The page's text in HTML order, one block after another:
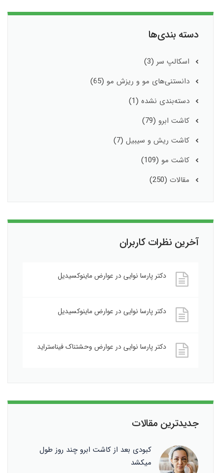
دسته بندی‌ها
اسکالپ سر (3)
دانستنی‌های مو و ریزش مو (65)
دسته‌بندی نشده (1)
کاشت ابرو (79)
کاشت ریش و سیبیل (7)
کاشت مو (109)
مقالات (250)
آخرین نظرات کاربران
دکتر پارسا نواییدر عوارض ماینوکسیدیل
دکتر پارسا نواییدر عوارض ماینوکسیدیل
دکتر پارسا نواییدر عوارض وحشتناک فیناستراید
جدیدترین مقالات
کبودی بعد از کاشت ابرو چند روز طول
میکشد